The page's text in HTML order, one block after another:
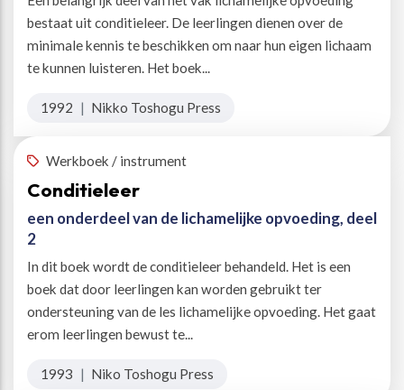
bestaat uit conditieleer. De leerlingen dienen over de
minimale kennis te beschikken om naar hun eigen lichaam
te kunnen luisteren. Het boek...
1992 | Nikko Toshogu Press
Werkboek / instrument
Conditieleer
een onderdeel van de lichamelijke opvoeding, deel
2
In dit boek wordt de conditieleer behandeld. Het is een
boek dat door leerlingen kan worden gebruikt ter
ondersteuning van de les lichamelijke opvoeding. Het gaat
erom leerlingen bewust te...
1993 | Niko Toshogu Press